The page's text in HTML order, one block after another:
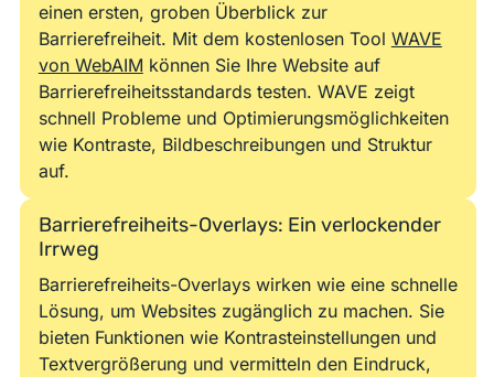
einen ersten, groben Überblick zur
Barrierefreiheit. Mit dem kostenlosen Tool WAVE
von WebAIM können Sie Ihre Website auf
Barrierefreiheitsstandards testen. WAVE zeigt
schnell Probleme und Optimierungsmöglichkeiten
wie Kontraste, Bildbeschreibungen und Struktur
auf.
Barrierefreiheits-Overlays: Ein verlockender
Irrweg
Barrierefreiheits-Overlays wirken wie eine schnelle
Lösung, um Websites zugänglich zu machen. Sie
bieten Funktionen wie Kontrasteinstellungen und
Textvergrößerung und vermitteln den Eindruck,